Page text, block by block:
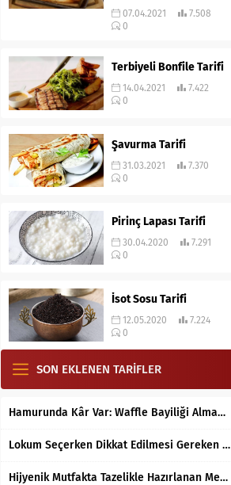
07.04.2021
7.508
0
Terbiyeli Bonfile Tarifi
14.04.2021
7.422
0
Şavurma Tarifi
31.03.2021
7.370
0
Pirinç Lapası Tarifi
30.04.2020
7.291
0
İsot Sosu Tarifi
12.05.2020
7.224
0
SON EKLENEN TARİFLER
Hamurunda Kâr Var: Waffle Bayiliği Almak Mantıklı mı?
Lokum Seçerken Dikkat Edilmesi Gereken 7 Temel Kriter
Hijyenik Mutfakta Tazelikle Hazırlanan Mersin Tantunisi